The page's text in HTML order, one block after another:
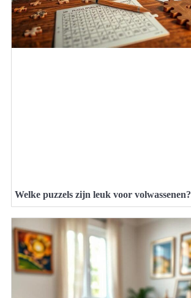
Welke puzzels zijn leuk voor volwassenen?